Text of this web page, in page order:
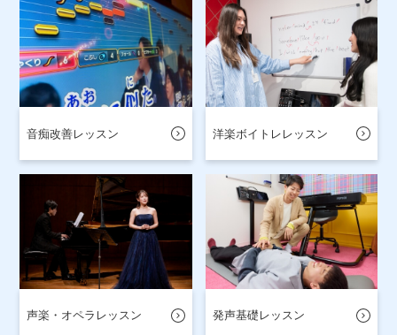
音痴改善レッスン 洋楽ボイトレレッスン
声楽・オペラレッスン 発声基礎レッスン